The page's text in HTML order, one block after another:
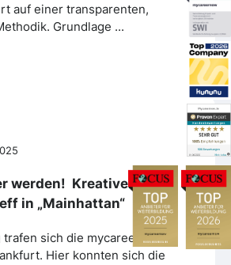
auf einer transparenten,
Grundlage ...
werden! Kreativer
in „Mainhattan“
trafen sich die mycareernow
Hier konnten sich die